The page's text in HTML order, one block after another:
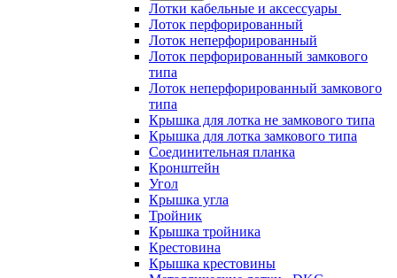
Лотки кабельные и аксессуары
Лоток перфорированный
Лоток неперфорированный
Лоток перфорированный замкового
типа
Лоток неперфорированный замкового
типа
Крышка для лотка не замкового типа
Крышка для лотка замкового типа
Соединительная планка
Кронштейн
Угол
Крышка угла
Тройник
Крышка тройника
Крестовина
Крышка крестовины